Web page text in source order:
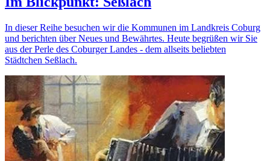
In dieser Reihe besuchen wir die Kommunen im Landkreis Coburg
und berichten über Neues und Bewährtes. Heute begrüßen wir Sie
aus der Perle des Coburger Landes - dem allseits beliebten
Städtchen Seßlach.